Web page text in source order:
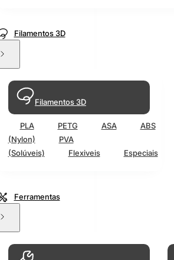
Filamentos 3D
Filamentos 3D
PLA PETG ASA ABS
(Nylon)
PVA
(Solúveis)
Flexiveis Especiais
Ferramentas